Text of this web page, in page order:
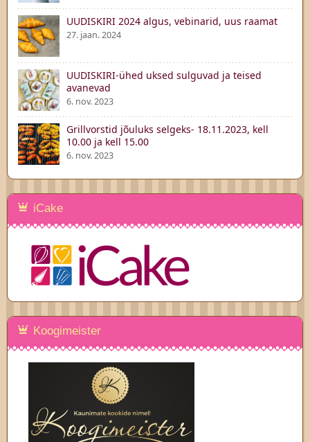
UUDISKIRI 2024 algus, vebinarid, uus raamat
27. jaan. 2024
UUDISKIRI-ühed uksed sulguvad ja teised
avanevad
6. nov. 2023
Grillvorstid jõuluks selgeks- 18.11.2023, kell
10.00 ja kell 15.00
6. nov. 2023
iCake
Koogimeister